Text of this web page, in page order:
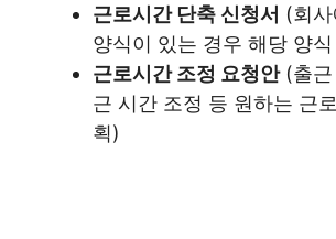
근로시간 단축 신청서 (회
양식이 있는 경우 해당 양
근로시간 조정 요청안(출근
근 시간 조정 등 원하는 근
획)